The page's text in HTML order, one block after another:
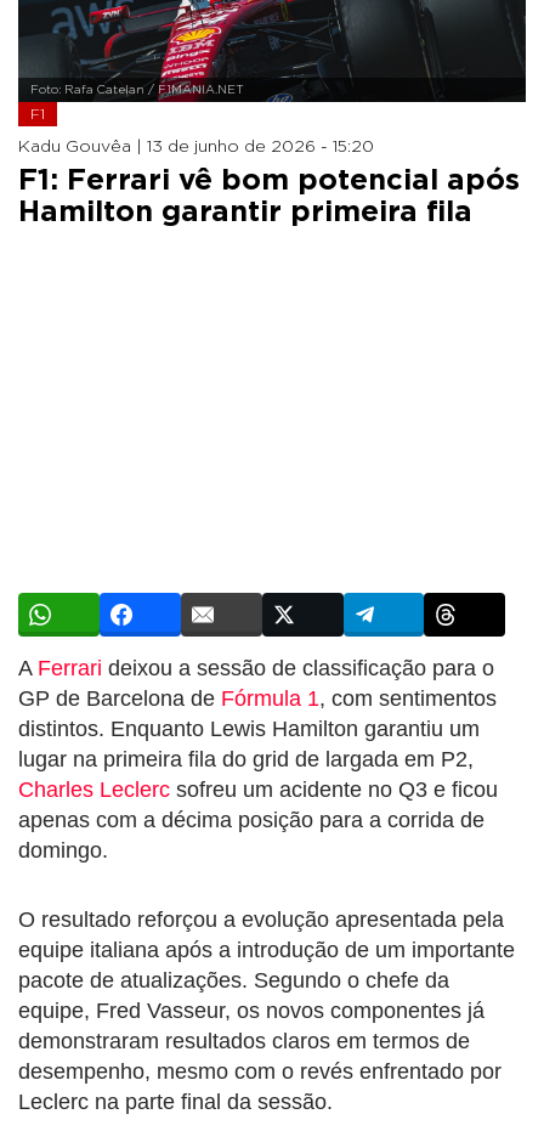
Foto: Rafa Catelan / F1MANIA.NET
F1
Kadu Gouvêa | 13 de junho de 2026 - 15:20
F1: Ferrari vê bom potencial após
Hamilton garantir primeira fila
A Ferrari deixou a sessão de classificação para o
GP de Barcelona de Fórmula 1, com sentimentos
distintos. Enquanto Lewis Hamilton garantiu um
lugar na primeira fila do grid de largada em P2,
Charles Leclerc sofreu um acidente no Q3 e ficou
apenas com a décima posição para a corrida de
domingo.
O resultado reforçou a evolução apresentada pela
equipe italiana após a introdução de um importante
pacote de atualizações. Segundo o chefe da
equipe, Fred Vasseur, os novos componentes já
demonstraram resultados claros em termos de
desempenho, mesmo com o revés enfrentado por
Leclerc na parte final da sessão.